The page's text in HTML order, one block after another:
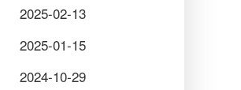
2025-02-13
2025-01-15
2024-10-29